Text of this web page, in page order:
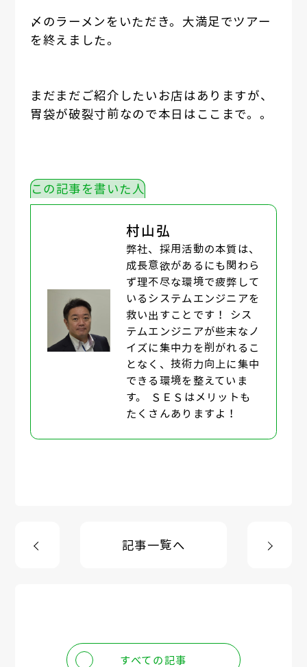
すべての記事
〆のラーメンをいただき。大満足でツアー
を終えました。
まだまだご紹介したいお店はありますが、
胃袋が破裂寸前なので本日はここまで。。
この記事を書いた人
村山弘
弊社、採用活動の本質は、
成長意欲があるにも関わら
ず理不尽な環境で疲弊して
いるシステムエンジニアを
救い出すことです！ シス
テムエンジニアが些末なノ
イズに集中力を削がれるこ
となく、技術力向上に集中
できる環境を整えていま
す。 ＳＥＳはメリットも
たくさんありますよ！
記事一覧へ